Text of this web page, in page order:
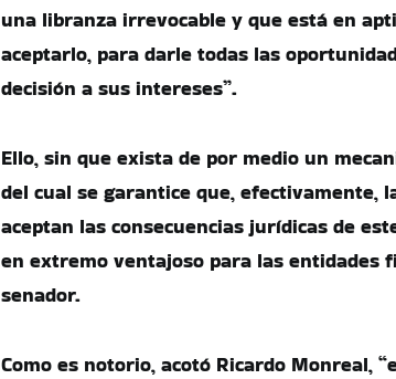
una libranza irrevocable y que está en
aceptarlo, para darle todas las
decisión a sus intereses”.
Ello, sin que exista de por medio un
del cual se garantice que, efectivamente,
aceptan las consecuencias jurídicas de
en extremo ventajoso para las entidades
senador.
Como es notorio, acotó Ricardo Monreal,